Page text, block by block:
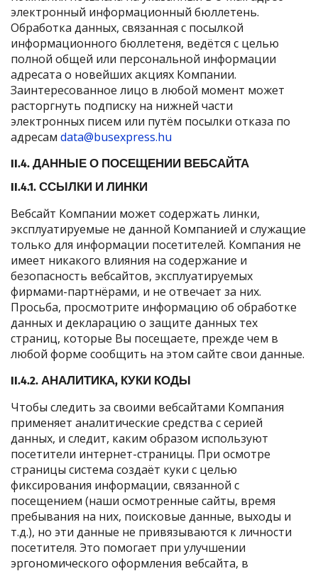
электронный информационный бюллетень.
Обработка данных, связанная с посылкой
информационного бюллетеня, ведётся с целью
полной общей или персональной информации
адресата о новейших акциях Компании.
Заинтересованное лицо в любой момент может
расторгнуть подписку на нижней части
электронных писем или путём посылки отказа по
адресам data@busexpress.hu
II.4. ДАННЫЕ О ПОСЕЩЕНИИ ВЕБСАЙТА
II.4.1. ССЫЛКИ И ЛИНКИ
Вебсайт Компании может содержать линки,
эксплуатируемые не данной Компанией и служащие
только для информации посетителей. Компания не
имеет никакого влияния на содержание и
безопасность вебсайтов, эксплуатируемых
фирмами-партнёрами, и не отвечает за них.
Просьба, просмотрите информацию об обработке
данных и декларацию о защите данных тех
страниц, которые Вы посещаете, прежде чем в
любой форме сообщить на этом сайте свои данные.
II.4.2. АНАЛИТИКА, КУКИ КОДЫ
Чтобы следить за своими вебсайтами Компания
применяет аналитические средства с серией
данных, и следит, каким образом используют
посетители интернет-страницы. При осмотре
страницы система создаёт куки с целью
фиксирования информации, связанной с
посещением (наши осмотренные сайты, время
пребывания на них, поисковые данные, выходы и
т.д.), но эти данные не привязываются к личности
посетителя. Это помогает при улучшении
эргономического оформления вебсайта, в